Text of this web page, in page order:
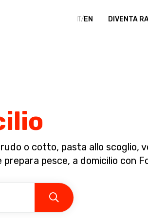
IT/EN DIVENTA
o cotto, pasta allo scoglio,
pesce, a domicilio con